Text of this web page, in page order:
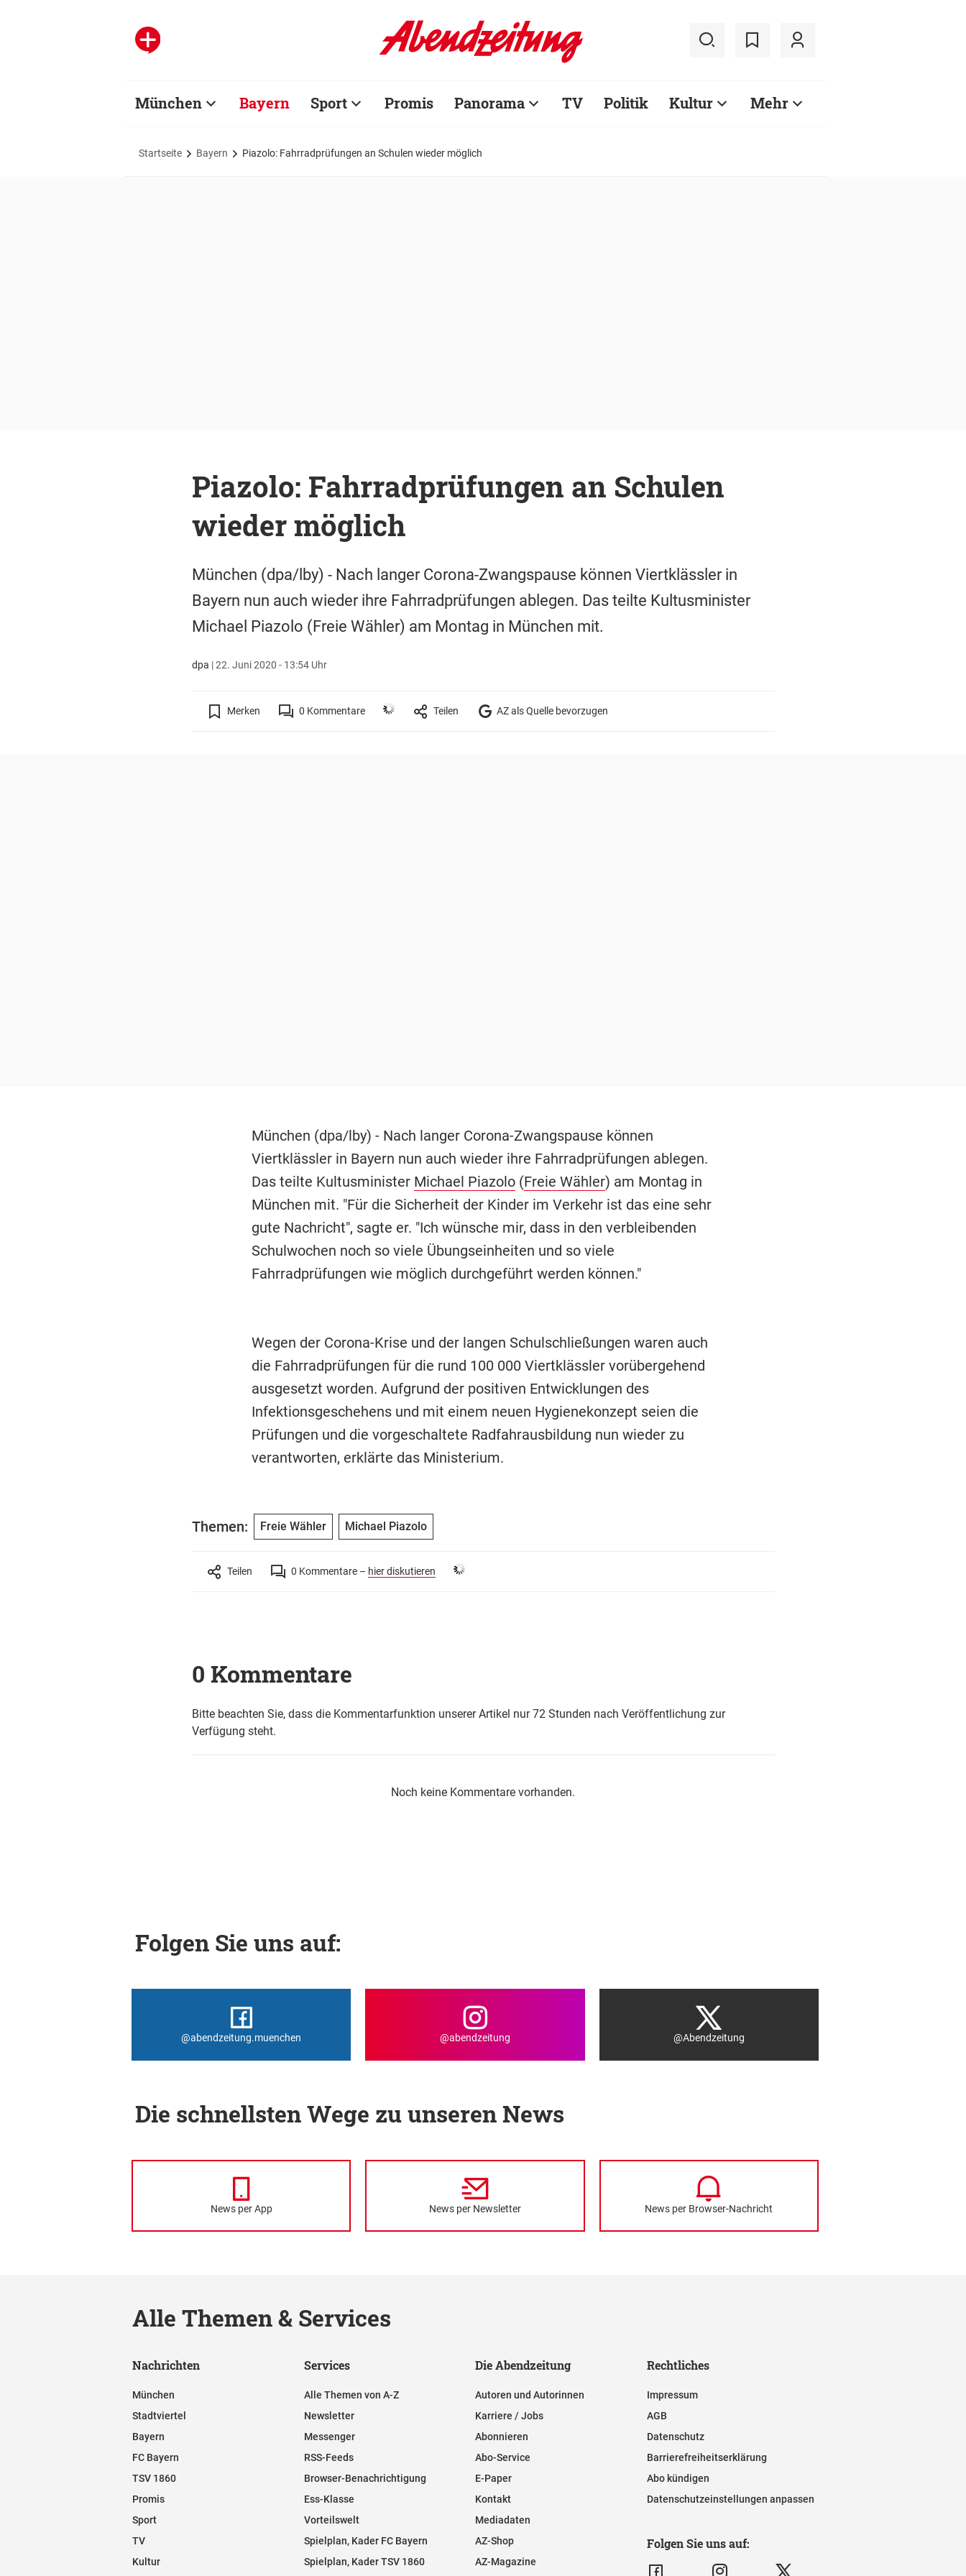
München Bayern Sport Promis Panorama TV Politik Kultur Mehr
Startseite Bayern Piazolo: Fahrradprüfungen an Schulen wieder möglich
Piazolo: Fahrradprüfungen an Schulen
wieder möglich
München (dpa/lby) - Nach langer Corona-Zwangspause können Viertklässler in
Bayern nun auch wieder ihre Fahrradprüfungen ablegen. Das teilte Kultusminister
Michael Piazolo (Freie Wähler) am Montag in München mit.
dpa |22. Juni 2020 - 13:54 Uhr
Merken 0 Kommentare Teilen AZ als Quelle bevorzugen
München (dpa/lby) - Nach langer Corona-Zwangspause können
Viertklässler in Bayern nun auch wieder ihre Fahrradprüfungen ablegen.
Das teilte Kultusminister Michael Piazolo(Freie Wähler) am Montag in
München mit. "Für die Sicherheit der Kinder im Verkehr ist das eine sehr
gute Nachricht", sagte er. "Ich wünsche mir, dass in den verbleibenden
Schulwochen noch so viele Übungseinheiten und so viele
Fahrradprüfungen wie möglich durchgeführt werden können."
Wegen der Corona-Krise und der langen Schulschließungen waren auch
die Fahrradprüfungen für die rund 100 000 Viertklässler vorübergehend
ausgesetzt worden. Aufgrund der positiven Entwicklungen des
Infektionsgeschehens und mit einem neuen Hygienekonzept seien die
Prüfungen und die vorgeschaltete Radfahrausbildung nun wieder zu
verantworten, erklärte das Ministerium.
Themen: Freie Wähler Michael Piazolo
Teilen 0 Kommentare – hier diskutieren
0 Kommentare
Bitte beachten Sie, dass die Kommentarfunktion unserer Artikel nur 72 Stunden nach Veröffentlichung zur
Verfügung steht.
Noch keine Kommentare vorhanden.
Folgen Sie uns auf:
@abendzeitung.muenchen @abendzeitung @Abendzeitung
Die schnellsten Wege zu unseren News
News per App News per Newsletter News per Browser-Nachricht
Alle Themen & Services
Nachrichten
München
Stadtviertel
Bayern
FC Bayern
TSV 1860
Promis
Sport
TV
Kultur
Services
Alle Themen von A-Z
Newsletter
Messenger
RSS-Feeds
Browser-Benachrichtigung
Ess-Klasse
Vorteilswelt
Spielplan, Kader FC Bayern
Spielplan, Kader TSV 1860
Die Abendzeitung
Autoren und Autorinnen
Karriere / Jobs
Abonnieren
Abo-Service
E-Paper
Kontakt
Mediadaten
AZ-Shop
AZ-Magazine
Rechtliches
Impressum
AGB
Datenschutz
Barrierefreiheitserklärung
Abo kündigen
Datenschutzeinstellungen anpassen
Folgen Sie uns auf: